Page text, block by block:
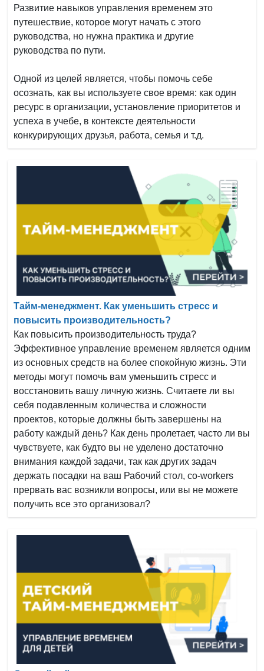
Развитие навыков управления временем это
путешествие, которое могут начать с этого
руководства, но нужна практика и другие
руководства по пути.
Одной из целей является, чтобы помочь себе
осознать, как вы используете свое время: как один
ресурс в организации, установление приоритетов и
успеха в учебе, в контексте деятельности
конкурирующих друзья, работа, семья и т.д.
Тайм-менеджмент. Как уменьшить стресс и
повысить производительность?
Как повысить производительность труда?
Эффективное управление временем является одним
из основных средств на более спокойную жизнь. Эти
методы могут помочь вам уменьшить стресс и
восстановить вашу личную жизнь. Считаете ли вы
себя подавленным количества и сложности
проектов, которые должны быть завершены на
работу каждый день? Как день пролетает, часто ли вы
чувствуете, как будто вы не уделено достаточно
внимания каждой задачи, так как других задач
держать посадки на ваш Рабочий стол, co-workers
прервать вас возникли вопросы, или вы не можете
получить все это организовал?